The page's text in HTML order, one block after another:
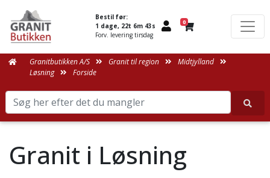
Granit i Løsning
Bestil før:
1 dage, 22t 6m 43s
Forv. levering tirsdag
0
Granitbutikken A/S Granit til region
Midtjylland
Løsning
Forside